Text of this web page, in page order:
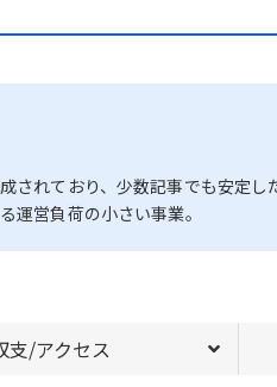
れており、少数記事でも安定し
運営負荷の小さい事業。
支/アクセス